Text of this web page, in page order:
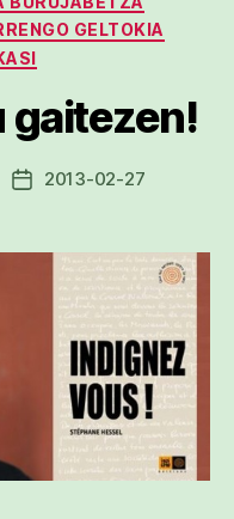
GELTOKIA
gaitezen!
Argitalpenaren
2013-02-27